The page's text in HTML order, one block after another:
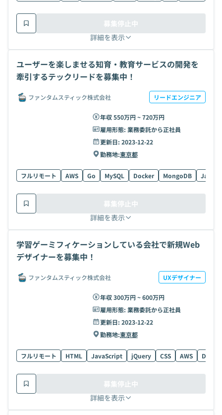
詳細を表示
募集停止中
ユーザーを楽しませる知育・教育サービスの開発を
牽引するテックリードを募集中！
ファンタムスティック株式会社 リードエンジニア
年収 550万円 ~ 720万円
雇用形態: 業務委託から正社員
更新日: 2023-12-22
勤務地:東京都
フルリモート AWS Go MySQL Docker MongoDB
詳細を表示
募集停止中
学習ゲーミフィケーションしている会社で新規Web
デザイナーを募集中！
ファンタムスティック株式会社 UXデザイナー
年収 300万円 ~ 600万円
雇用形態: 業務委託から正社員
更新日: 2023-12-22
勤務地:東京都
フルリモート HTML JavaScript jQuery CSS AWS Docker
詳細を表示
募集停止中